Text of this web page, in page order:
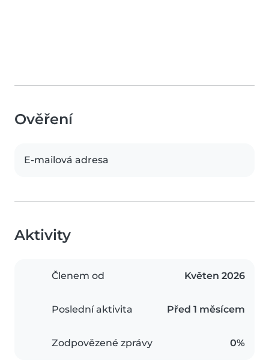
Ověření
E-mailová adresa
Aktivity
Členem od Květen 2026
Poslední aktivita Před 1 měsícem
Zodpovězené zprávy 0%